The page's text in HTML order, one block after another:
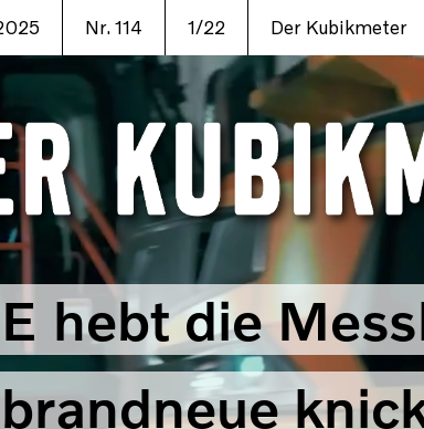
Nr. 114 1/22 Der Kubikmeter
hebt die